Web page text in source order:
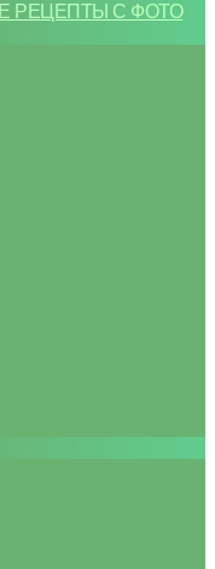
РЕЦЕПТЫ С ФОТО